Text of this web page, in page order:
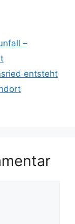
–
entsteht